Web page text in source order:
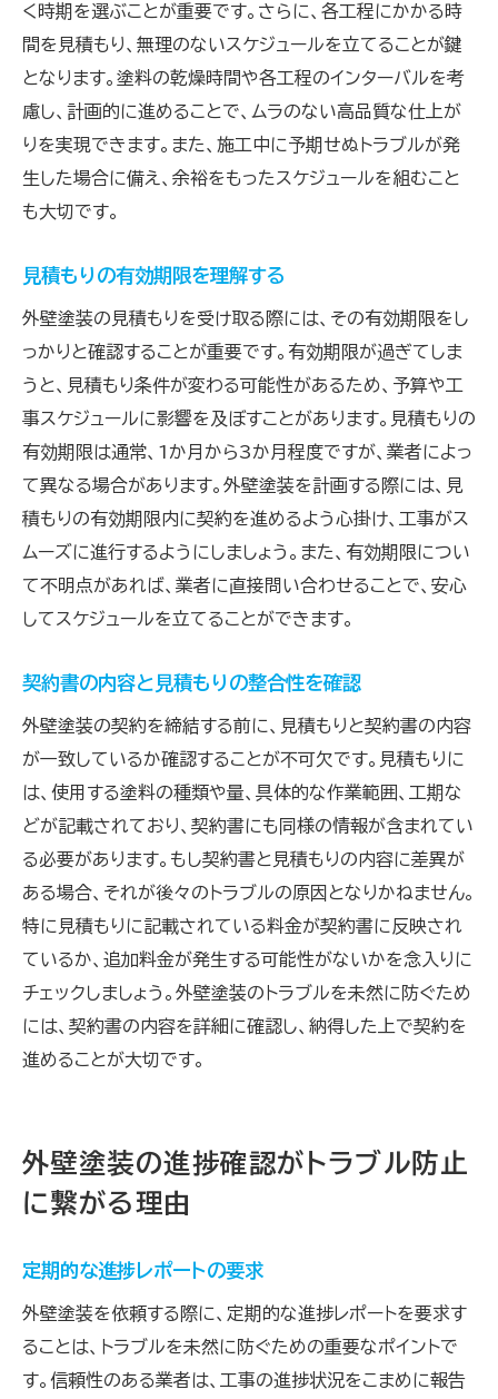
く時期を選ぶことが重要です。さらに、各工程にかかる時
間を見積もり、無理のないスケジュールを立てることが鍵
となります。塗料の乾燥時間や各工程のインターバルを考
慮し、計画的に進めることで、ムラのない高品質な仕上が
りを実現できます。また、施工中に予期せぬトラブルが発
生した場合に備え、余裕をもったスケジュールを組むこと
も大切です。
見積もりの有効期限を理解する
外壁塗装の見積もりを受け取る際には、その有効期限をし
っかりと確認することが重要です。有効期限が過ぎてしま
うと、見積もり条件が変わる可能性があるため、予算や工
事スケジュールに影響を及ぼすことがあります。見積もりの
有効期限は通常、1か月から3か月程度ですが、業者によっ
て異なる場合があります。外壁塗装を計画する際には、見
積もりの有効期限内に契約を進めるよう心掛け、工事がス
ムーズに進行するようにしましょう。また、有効期限につい
て不明点があれば、業者に直接問い合わせることで、安心
してスケジュールを立てることができます。
契約書の内容と見積もりの整合性を確認
外壁塗装の契約を締結する前に、見積もりと契約書の内容
が一致しているか確認することが不可欠です。見積もりに
は、使用する塗料の種類や量、具体的な作業範囲、工期な
どが記載されており、契約書にも同様の情報が含まれてい
る必要があります。もし契約書と見積もりの内容に差異が
ある場合、それが後々のトラブルの原因となりかねません。
特に見積もりに記載されている料金が契約書に反映され
ているか、追加料金が発生する可能性がないかを念入りに
チェックしましょう。外壁塗装のトラブルを未然に防ぐため
には、契約書の内容を詳細に確認し、納得した上で契約を
進めることが大切です。
外壁塗装の進捗確認がトラブル防止
に繋がる理由
定期的な進捗レポートの要求
外壁塗装を依頼する際に、定期的な進捗レポートを要求す
ることは、トラブルを未然に防ぐための重要なポイントで
す。信頼性のある業者は、工事の進捗状況をこまめに報告